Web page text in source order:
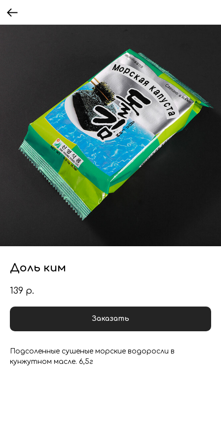
Доль ким
139 р.
Заказать
Подсоленные сушеные морские водоросли в
кунжутном масле. 6,5г